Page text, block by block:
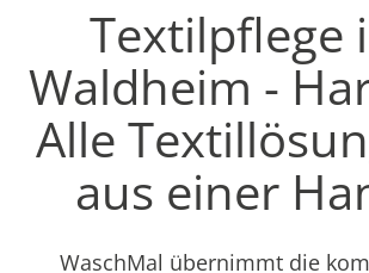
Textilpflege
Waldheim -
Alle
aus einer
WaschMal übernimmt die